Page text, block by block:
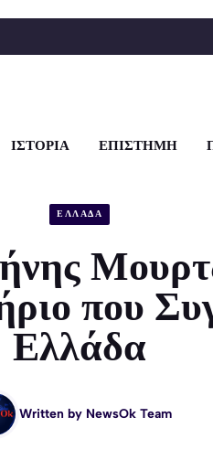
ΙΣΤΟΡΙΑ ΕΠΙΣΤΗΜΗ
ΕΛΛΑΔΑ
που
Ελλάδα
Written by NewsOk Team